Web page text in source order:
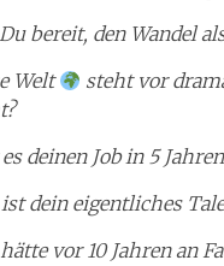
bereit, den Wandel
Welt
steht vor
deinen Job in 5
ist dein eigentliches
vor 10 Jahren an